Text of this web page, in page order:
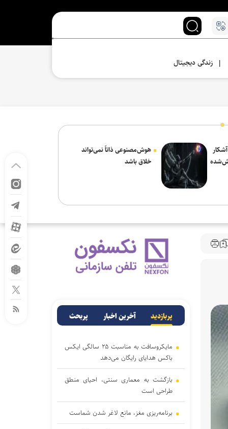
| زندگی دیجیتال
هوش‌مصنوعی ذاتاً نمی‌تواند
خلاق باشد
پربازدید آخرین اخبار پربحث
مایکروسافت به مناسبت ۲۵ سالگی ایکس
باکس هدایای رایگان می‌دهد
بازگشت به معماری سنتی، احیای منطق
طراحی است
برنامه‌ریزی مغز، مانع لاغر شدن‌ شماست